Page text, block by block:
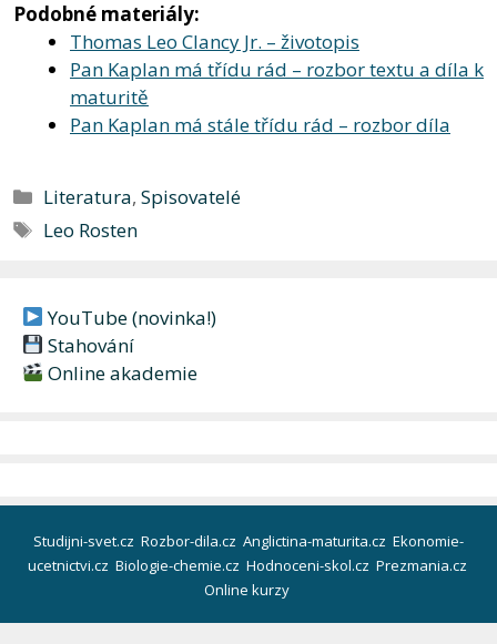
Podobné materiály:
Thomas Leo Clancy Jr. – životopis
Pan Kaplan má třídu rád – rozbor textu a díla k
maturitě
Pan Kaplan má stále třídu rád – rozbor díla
Rubriky
Literatura,Spisovatelé
Štítky
Leo Rosten
YouTube (novinka!)
Stahování
Online akademie
Studijni-svet.cz Rozbor-dila.cz Anglictina-maturita.cz Ekonomie-
ucetnictvi.cz Biologie-chemie.cz Hodnoceni-skol.cz Prezmania.cz
Online kurzy